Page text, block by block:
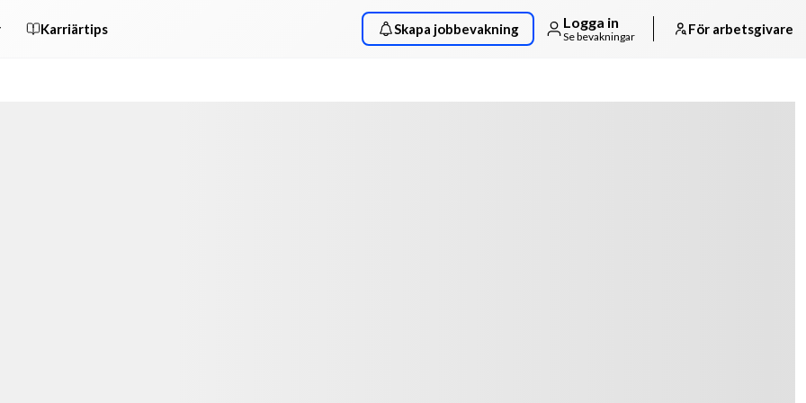
Karriärtips Skapa jobbevakning Logga in
Se bevakningar För arbetsgivare